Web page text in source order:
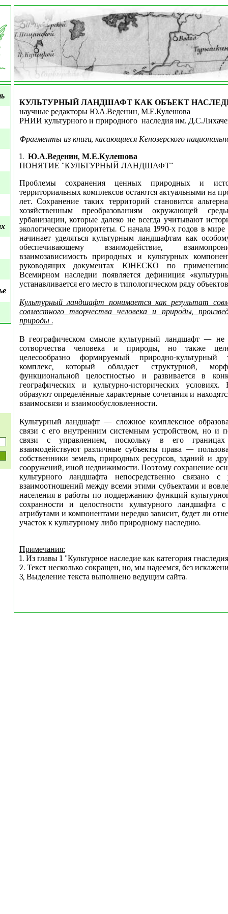
КУЛЬТУРНЫЙ ЛАНДШАФТ КАК ОБЪЕКТ
научные редакторы Ю.А.Веденин, М.Е.Кулешова
РНИИ культурного и природного наследия им.
Фрагменты из книги, касающиеся Кенозерского
1. Ю.А.Веденин, М.Е.Кулешова
ПОНЯТИЕ "КУЛЬТУРНЫЙ ЛАНДШАФТ"
Проблемы сохранения ценных природных и
территориальных комплексов остаются актуальными на
лет. Сохранение таких территорий становится
хозяйственным преобразованиям окружающей
урбанизации, которые далеко не всегда учитывают
экологические приоритеты. С начала 1990-х годов в
начинает уделяться культурным ландшафтам как
обеспечивающему взаимодействие,
взаимозависимость природных и культурных
руководящих документах ЮНЕСКО по
Всемирном наследии появляется дефиниция
устанавливается его место в типологическом ряду
Культурный ландшафт понимается как результат
совместного творчества человека и природы,
природы.
В географическом смысле культурный ландшафт — не
сотворчества человека и природы, но также
целесообразно формируемый природно-культурный
комплекс, который обладает структурной,
функциональной целостностью и развивается в
географических и культурно-исторических
образуют определённые характерные сочетания и
взаимосвязи и взаимообусловленности.
Культурный ландшафт — сложное комплексное
связи с его внутренним системным устройством, но и
связи с управлением, поскольку в его
взаимодействуют различные субъекты права —
собственники земель, природных ресурсов, зданий и
сооружений, иной недвижимости. Поэтому сохранение
культурного ландшафта непосредственно связано с
взаимоотношений между всеми этими субъектами и
населения в работы по поддержанию функций
сохранности и целостности культурного ландшафта
атрибутами и компонентами нередко зависит, будет ли
участок к культурному либо природному наследию.
Примечания:
1. Из главы 1 "Культурное наследие как категория
2. Текст несколько сокращен, но, мы надеемся, без
3, Выделение текста выполнено ведущим сайта.